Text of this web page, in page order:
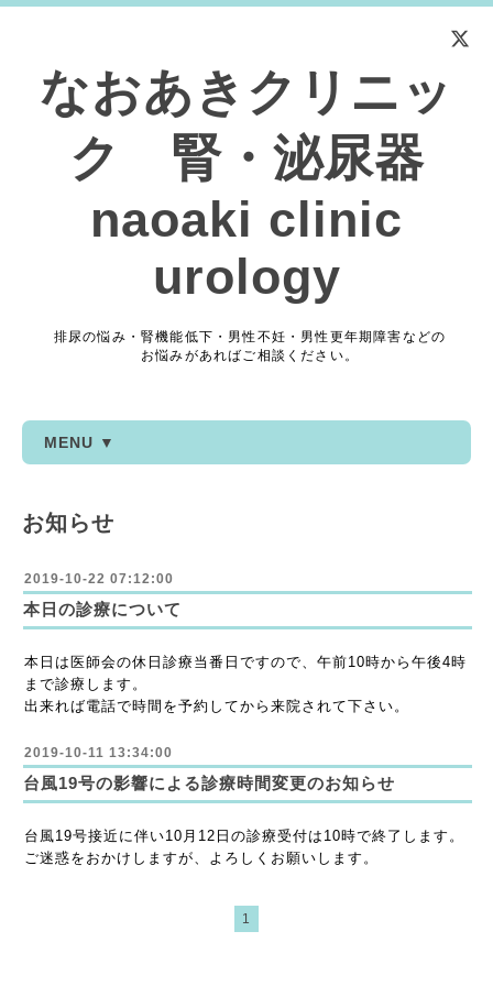
なおあきクリニッ
ク 腎・泌尿器
naoaki clinic
urology
排尿の悩み・腎機能低下・男性不妊・男性更年期障害などの
お悩みがあればご相談ください。
MENU ▼
お知らせ
2019-10-22 07:12:00
本日の診療について
本日は医師会の休日診療当番日ですので、午前10時から午後4時
まで診療します。
出来れば電話で時間を予約してから来院されて下さい。
2019-10-11 13:34:00
台風19号の影響による診療時間変更のお知らせ
台風19号接近に伴い10月12日の診療受付は10時で終了します。
ご迷惑をおかけしますが、よろしくお願いします。
1